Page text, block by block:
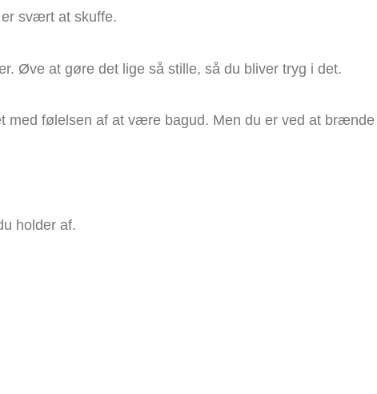
er svært at skuffe.
Øve at gøre det lige så stille, så du bliver tryg i det.
med følelsen af at være bagud. Men du er ved at brænde
holder af.